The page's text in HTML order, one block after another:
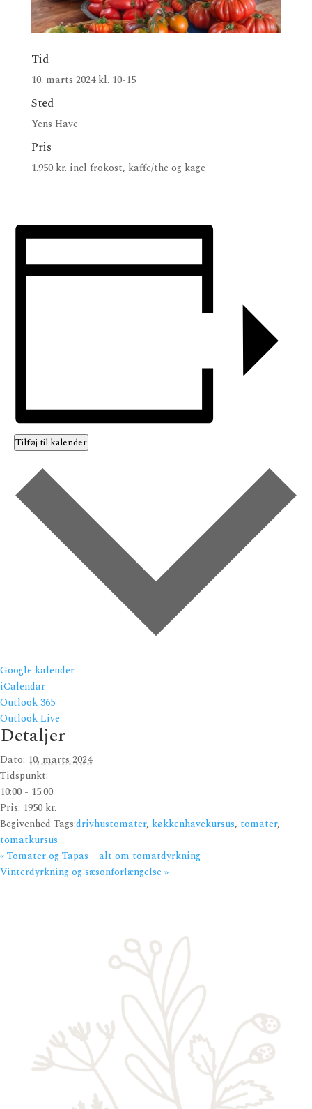
Tid
10. marts 2024 kl. 10-15
Sted
Yens Have
Pris
1.950 kr. incl frokost, kaffe/the og kage
Tilføj til kalender
Google kalender
iCalendar
Outlook 365
Outlook Live
Detaljer
Dato: 10. marts 2024
Tidspunkt:
10:00 - 15:00
Pris: 1950 kr.
Begivenhed Tags:drivhustomater, køkkenhavekursus, tomater,
tomatkursus
«Tomater og Tapas – alt om tomatdyrkning
Vinterdyrkning og sæsonforlængelse»